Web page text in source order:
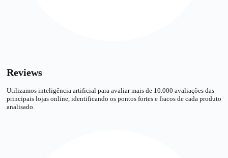
Reviews
Utilizamos inteligência artificial para avaliar mais de 10.000 avaliações das
principais lojas online, identificando os pontos fortes e fracos de cada produto
analisado.